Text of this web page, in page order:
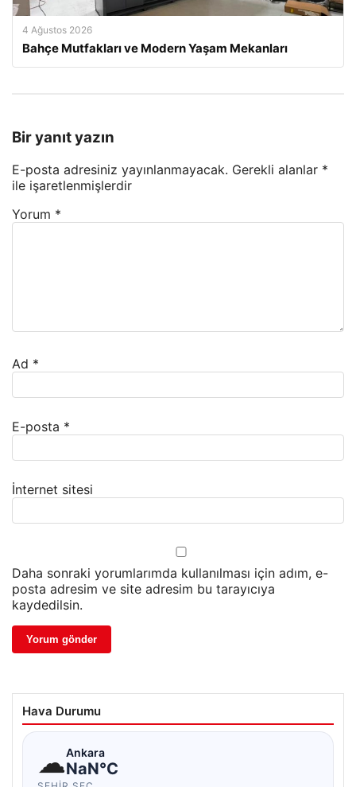
4 Ağustos 2026
Bahçe Mutfakları ve Modern Yaşam Mekanları
Bir yanıt yazın
E-posta adresiniz yayınlanmayacak. Gerekli alanlar *
ile işaretlenmişlerdir
Yorum *
Ad *
E-posta *
İnternet sitesi
Daha sonraki yorumlarımda kullanılması için adım, e-
posta adresim ve site adresim bu tarayıcıya
kaydedilsin.
Hava Durumu
☁Ankara
NaN°C